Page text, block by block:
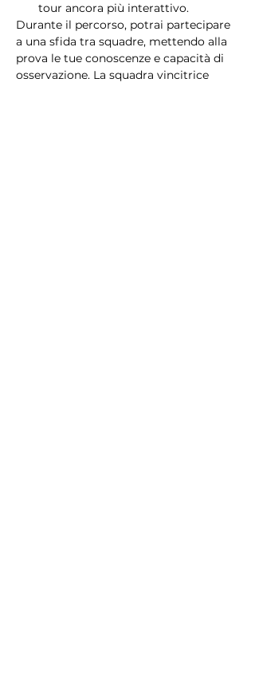
tour ancora più interattivo.
Durante il percorso, potrai partecipare
a una sfida tra squadre, mettendo alla
prova le tue conoscenze e capacità di
osservazione. La squadra vincitrice